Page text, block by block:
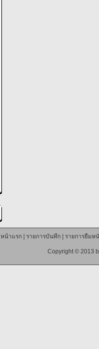
หน้าแรก| รายการบันทึก| รายการยืมห
Copyright © 2013